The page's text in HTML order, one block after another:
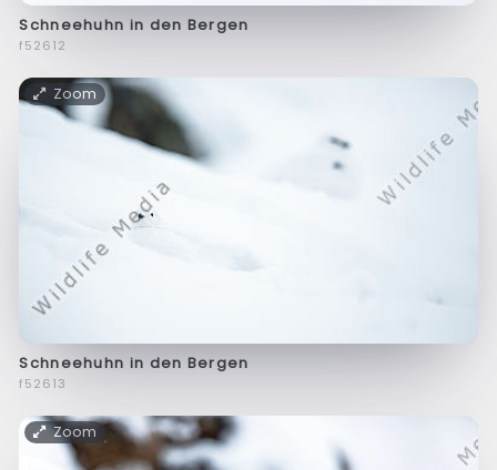
Schneehuhn in den Bergen
f52612
Zoom
Schneehuhn in den Bergen
f52613
Zoom